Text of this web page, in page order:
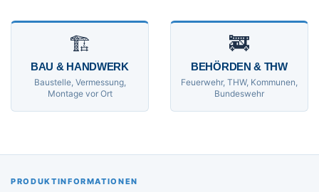
🏗
BAU & HANDWERK
Baustelle, Vermessung,
Montage vor Ort
🚒
BEHÖRDEN & THW
Feuerwehr, THW, Kommunen,
Bundeswehr
PRODUKTINFORMATIONEN